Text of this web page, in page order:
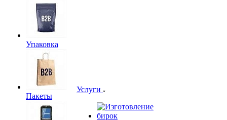
Упаковка
Пакеты
Услуги